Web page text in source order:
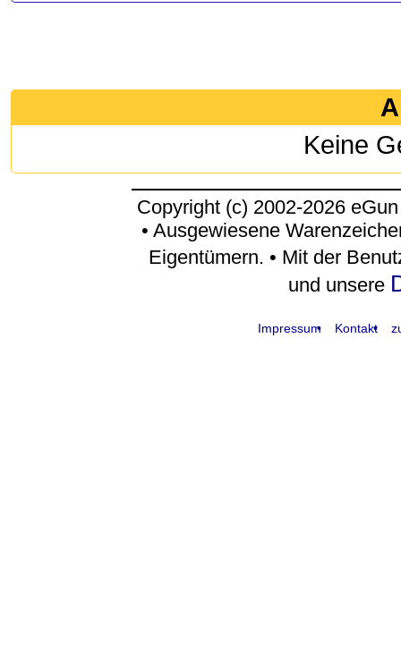
Keine
Copyright (c) 2002-2026
• Ausgewiesene
Eigentümern. • Mit der
und unsere
Impressum Kontakt